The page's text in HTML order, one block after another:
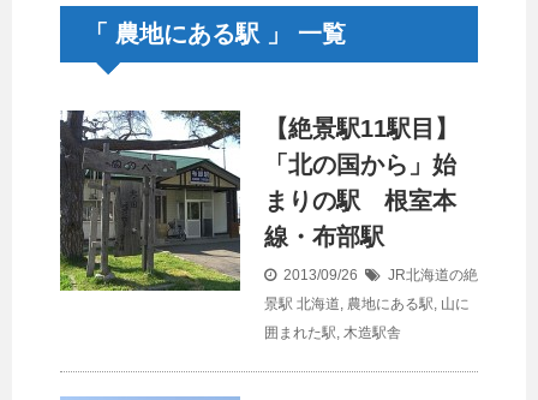
「 農地にある駅 」 一覧
【絶景駅11駅目】
「北の国から」始
まりの駅 根室本
線・布部駅
2013/09/26
JR北海道の絶
景駅 北海道, 農地にある駅, 山に
囲まれた駅, 木造駅舎